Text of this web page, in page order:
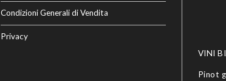
Condizioni Generali di Vendita
Privacy
VINI
Pinot